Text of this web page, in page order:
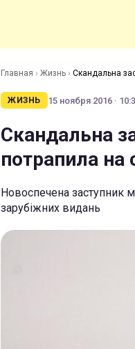
Главная › Жизнь › Скандальна
ЖИЗНЬ 15 ноября 2016 ·
Скандальна
потрапила на
Новоспечена заступник
зарубіжних видань